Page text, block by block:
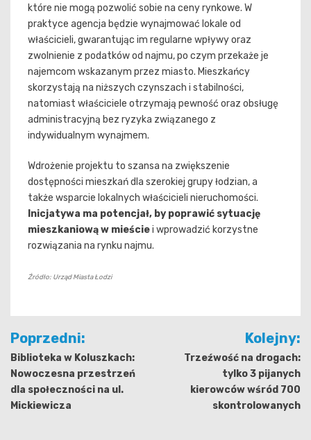
które nie mogą pozwolić sobie na ceny rynkowe. W
praktyce agencja będzie wynajmować lokale od
właścicieli, gwarantując im regularne wpływy oraz
zwolnienie z podatków od najmu, po czym przekaże je
najemcom wskazanym przez miasto. Mieszkańcy
skorzystają na niższych czynszach i stabilności,
natomiast właściciele otrzymają pewność oraz obsługę
administracyjną bez ryzyka związanego z
indywidualnym wynajmem.
Wdrożenie projektu to szansa na zwiększenie
dostępności mieszkań dla szerokiej grupy łodzian, a
także wsparcie lokalnych właścicieli nieruchomości.
Inicjatywa ma potencjał, by poprawić sytuację
mieszkaniową w mieściei wprowadzić korzystne
rozwiązania na rynku najmu.
Źródło: Urząd Miasta Łodzi
Nawigacja
wpisu
Poprzedni:
Biblioteka w Koluszkach:
Nowoczesna przestrzeń
dla społeczności na ul.
Mickiewicza
Kolejny:
Trzeźwość na drogach:
tylko 3 pijanych
kierowców wśród 700
skontrolowanych